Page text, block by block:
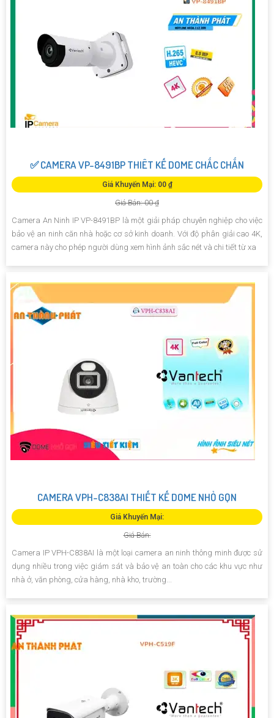
✅ CAMERA VP-8491BP THIÊT KẾ DOME CHẮC CHẮN
Giá Khuyến Mại: 00 ₫
Giá Bán: 00 ₫
Camera An Ninh IP VP-8491BP là một giải pháp chuyên nghiệp cho việc
bảo vệ an ninh căn nhà hoặc cơ sở kinh doanh. Với độ phân giải cao 4K,
camera này cho phép người dùng xem hình ảnh sắc nét và chi tiết từ xa
CAMERA VPH-C838AI THIẾT KẾ DOME NHỎ GỌN
Giá Khuyến Mại:
Giá Bán:
Camera IP VPH-C838AI là một loại camera an ninh thông minh được sử
dụng nhiều trong việc giám sát và bảo vệ an toàn cho các khu vực như
nhà ở, văn phòng, cửa hàng, nhà kho, trường...